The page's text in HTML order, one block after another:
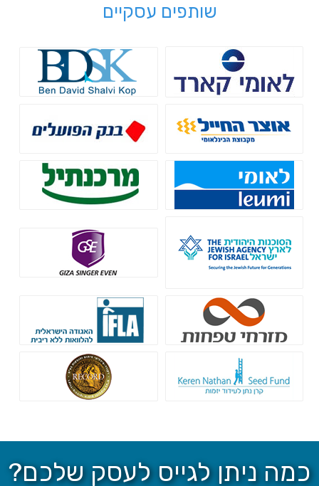
שותפים עסקיים
לאומי קארד Bdsk
בנק אוצר החייל - מימון לעסקים
בנק לאומי - הלוואות בערבות
מדינה
בנק מרכנתיל - גיוס אשראי
גיזה זינגר אבן
בנק מזרחי טפחות
קרן נתן - הלוואות ללא ריבית רקורד חיתום
כמה ניתן לגייס לעסק שלכם?